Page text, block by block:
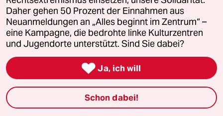
R rero
04.06.2022,00:22 Uhr
Spannender Artikel.
So eine lahme Überschrift hat er nicht verdient.
Ich hätte ihn fast nicht gelesen.
Daher gehen 50 Prozent der Einnahmen aus
Neuanmeldungen an „Alles beginnt im Zentrum“ –
eine Kampagne, die bedrohte linke Kulturzentren
und Jugendorte unterstützt. Sind Sie dabei?
 Ja, ich will
Schon dabei!